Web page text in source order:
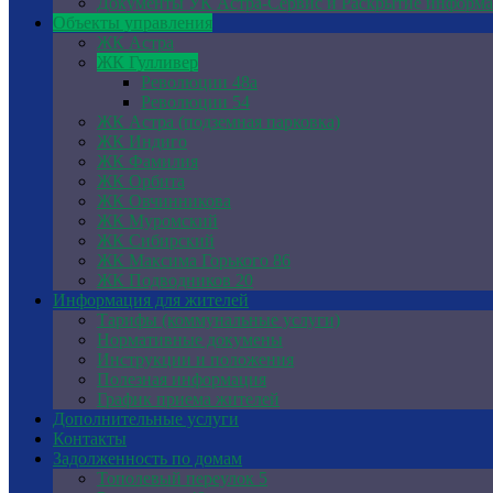
Объекты управления
ЖК Астра
ЖК Гулливер
Революции 48а
Революции 54
ЖК Астра (подземная парковка)
ЖК Индиго
ЖК Фамилия
ЖК Орбита
ЖК Овчинникова
ЖК Муромский
ЖК Сибирский
ЖК Максима Горького 86
ЖК Подводников 20
Информация для жителей
Тарифы (коммунальные услуги)
Нормативные докумены
Инструкции и положения
Полезная информация
График приема жителей
Дополнительные услуги
Контакты
Задолженность по домам
Тополевый переулок 5